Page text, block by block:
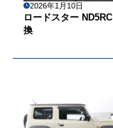
2026年1月10日
ロードスター
換